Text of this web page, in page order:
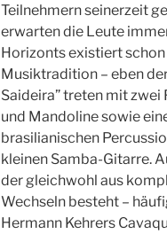
Teilnehmern seinerzeit
erwarten die Leute
Horizonts existiert
Musiktradition – eben
Saideira” treten mit
und Mandoline sowie
brasilianischen
kleinen Samba-Gitarre.
der gleichwohl aus
Wechseln besteht –
Hermann Kehrers